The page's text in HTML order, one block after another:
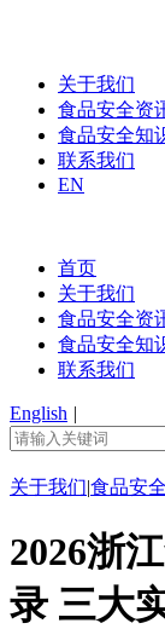
关于我们
食品安全资
食品安全知
联系我们
EN
首页
关于我们
食品安全资
食品安全知
联系我们
English |
关于我们|食品安
2026浙
录 三大